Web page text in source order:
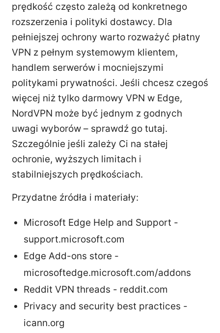
prędkość często zależą od konkretnego
rozszerzenia i polityki dostawcy. Dla
pełniejszej ochrony warto rozważyć płatny
VPN z pełnym systemowym klientem,
handlem serwerów i mocniejszymi
politykami prywatności. Jeśli chcesz czegoś
więcej niż tylko darmowy VPN w Edge,
NordVPN może być jednym z godnych
uwagi wyborów – sprawdź go tutaj.
Szczególnie jeśli zależy Ci na stałej
ochronie, wyższych limitach i
stabilniejszych prędkościach.
Przydatne źródła i materiały:
Microsoft Edge Help and Support -
support.microsoft.com
Edge Add-ons store -
microsoftedge.microsoft.com/addons
Reddit VPN threads - reddit.com
Privacy and security best practices -
icann.org